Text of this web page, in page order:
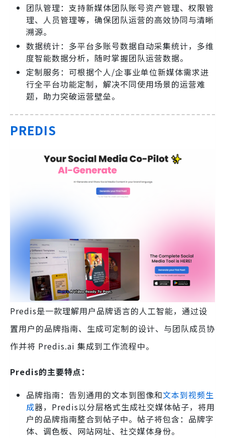
团队管理：支持新媒体团队账号资产管理、权限管
理、人员管理等，确保团队运营的高效协同与清晰
溯源。
数据统计：多平台多账号数据自动采集统计，多维
度智能数据分析，随时掌握团队运营数据。
定制服务：可根据个人/企事业单位新媒体需求进
行全平台功能定制，解决不同使用场景的运营难
题，助力突破运营壁垒。
PREDIS
Predis是一款理解用户品牌语言的人工智能，通过设
置用户的品牌指南、生成可定制的设计、与团队成员协
作并将 Predis.ai 集成到工作流程中。
Predis的主要特点：
品牌指南：告别通用的文本到图像和文本到视频生
成器，Predis以分层格式生成社交媒体帖子，将用
户的品牌指南整合到帖子中。帖子将包含：品牌字
体、调色板、网站网址、社交媒体身份。